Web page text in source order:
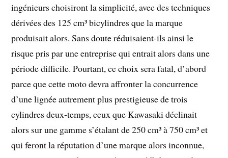
ingénieurs choisiront la simplicité, avec des techniques
dérivées des 125 cm³ bicylindres que la marque
produisait alors. Sans doute réduisaient-ils ainsi le
risque pris par une entreprise qui entrait alors dans une
période difficile. Pourtant, ce choix sera fatal, d’abord
parce que cette moto devra affronter la concurrence
d’une lignée autrement plus prestigieuse de trois
cylindres deux-temps, ceux que Kawasaki déclinait
alors sur une gamme s’étalant de 250 cm³ à 750 cm³ et
qui feront la réputation d’une marque alors inconnue,